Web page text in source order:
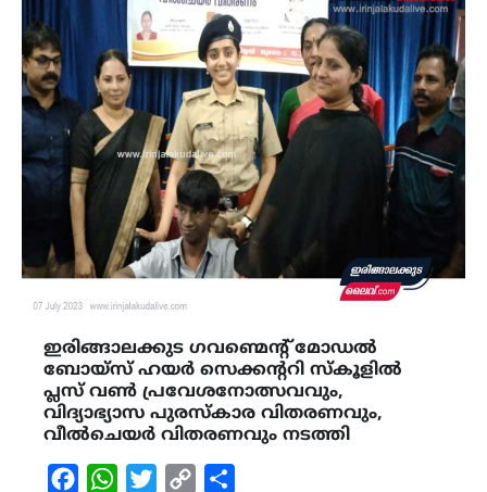
ഇരിങ്ങാലക്കുട ഗവണ്മെന്‍റ് മോഡൽ
ബോയ്സ് ഹയർ സെക്കന്‍ററി സ്കൂളിൽ
പ്ലസ് വൺ പ്രവേശനോത്സവവും,
വിദ്യാഭ്യാസ പുരസ്‌കാര വിതരണവും,
വീൽചെയർ വിതരണവും നടത്തി
FacebookWhatsAppTwitterCopy